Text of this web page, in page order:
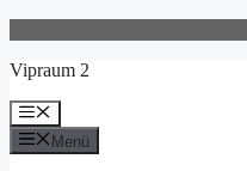
springen
Vipraum 2
Menü
Menü